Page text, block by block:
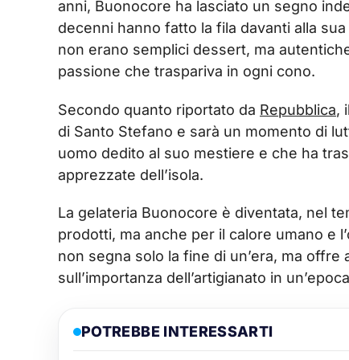
anni, Buonocore ha lasciato un segno
decenni hanno fatto la fila davanti alla
non erano semplici dessert, ma
passione che traspariva in ogni cono.
Secondo quanto riportato da Repubblica,
di Santo Stefano e sarà un momento di
uomo dedito al suo mestiere e che ha
apprezzate dell’isola.
La gelateria Buonocore è diventata, nel
prodotti, ma anche per il calore umano e
non segna solo la fine di un’era, ma
sull’importanza dell’artigianato in
POTREBBE INTERESSARTI